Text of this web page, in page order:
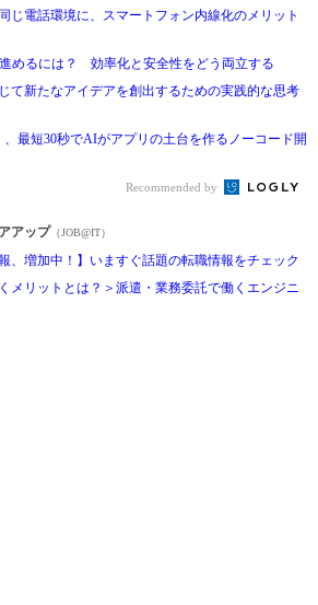
じ電話環境に、スマートフォン内線化のメリット
めるには？ 効率化と安全性をどう両立する
て新たなアイデアを創出するための実践的な思考
最短30秒でAIがアプリの土台を作るノーコード開
Recommended by
アップ （JOB@IT）
、増加中！】いますぐ話題の転職情報をチェック
メリットとは？＞派遣・業務委託で働くエンジニ